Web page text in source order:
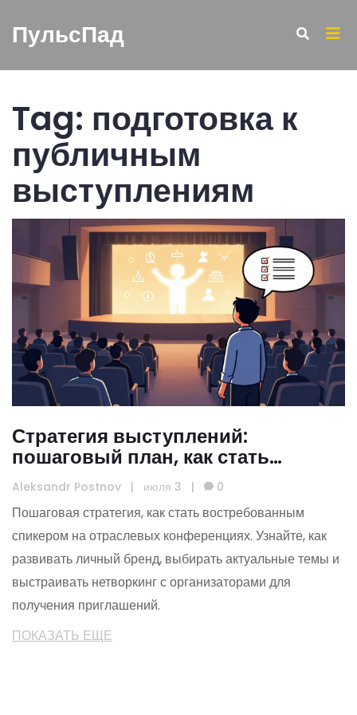
ПульсПад
Tag: подготовка к
публичным
выступлениям
Стратегия выступлений:
пошаговый план, как стать
спикером отраслевых
конференций
Aleksandr Postnov | июля 3 | 0
Пошаговая стратегия, как стать востребованным
спикером на отраслевых конференциях. Узнайте, как
развивать личный бренд, выбирать актуальные темы и
выстраивать нетворкинг с организаторами для
получения приглашений.
ПОКАЗАТЬ ЕЩЕ